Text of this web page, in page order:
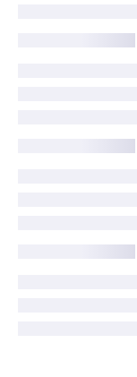
о себе, чтобы
найти и
Я помогу вам
относиться к
себя ругать и
себя и своё тело.
Также помогу
Я работаю очно
Провожу
работаю с